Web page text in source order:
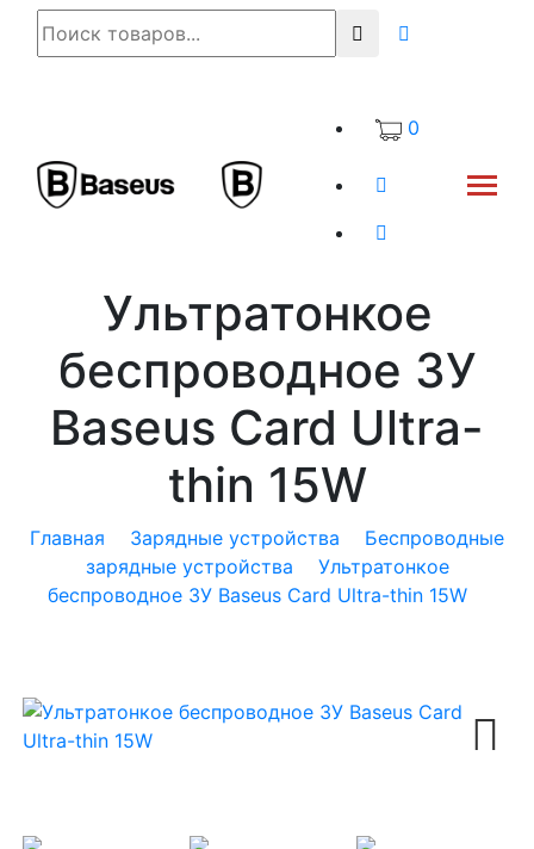
0
Ультратонкое
беспроводное ЗУ
Baseus Card Ultra-
thin 15W
Главная Зарядные устройства
Беспроводные
зарядные устройства
Ультратонкое
беспроводное ЗУ Baseus Card Ultra-thin 15W